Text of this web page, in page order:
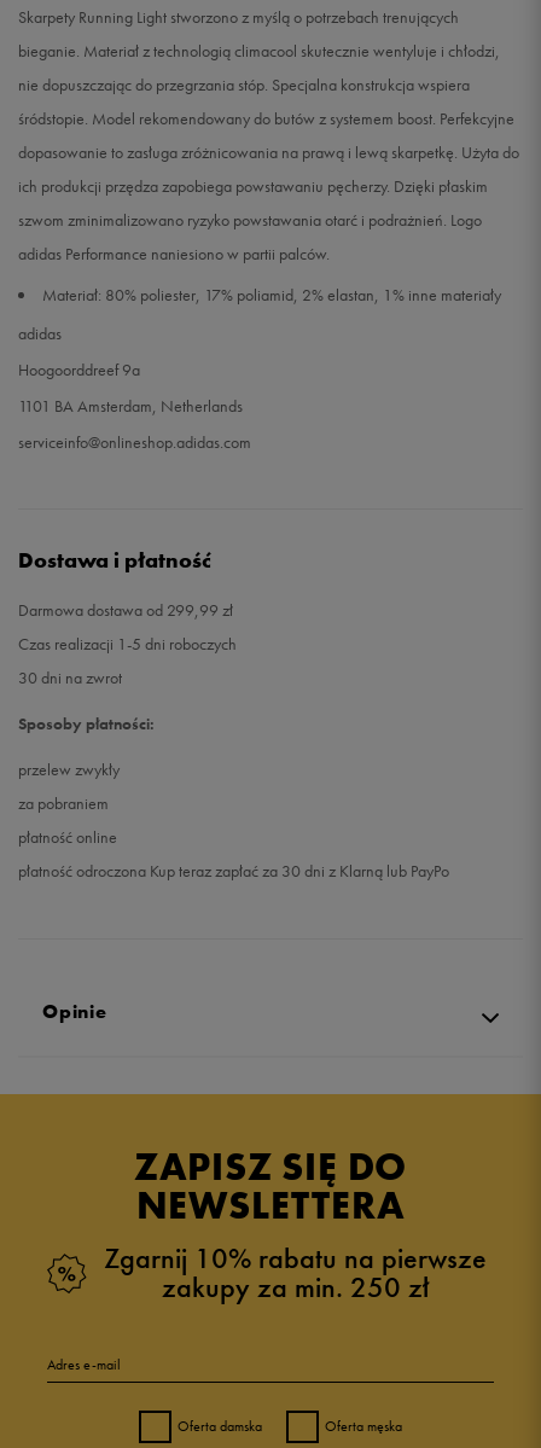
Skarpety Running Light stworzono z myślą o potrzebach trenujących
bieganie. Materiał z technologią climacool skutecznie wentyluje i chłodzi,
nie dopuszczając do przegrzania stóp. Specjalna konstrukcja wspiera
śródstopie. Model rekomendowany do butów z systemem boost. Perfekcyjne
dopasowanie to zasługa zróżnicowania na prawą i lewą skarpetkę. Użyta do
ich produkcji przędza zapobiega powstawaniu pęcherzy. Dzięki płaskim
szwom zminimalizowano ryzyko powstawania otarć i podrażnień. Logo
adidas Performance naniesiono w partii palców.
Materiał: 80% poliester, 17% poliamid, 2% elastan, 1% inne materiały
adidas
Hoogoorddreef 9a
1101 BA Amsterdam, Netherlands
serviceinfo@onlineshop.adidas.com
Dostawa i płatność
Darmowa dostawa od 299,99 zł
Czas realizacji 1-5 dni roboczych
30 dni na zwrot
Sposoby płatności:
przelew zwykły
za pobraniem
płatność online
płatność odroczona Kup teraz zapłać za 30 dni z Klarną lub PayPo
Opinie
ZAPISZ SIĘ DO
NEWSLETTERA
Zgarnij 10% rabatu na pierwsze
zakupy za min. 250 zł
Adres e-mail
Oferta damska Oferta męska